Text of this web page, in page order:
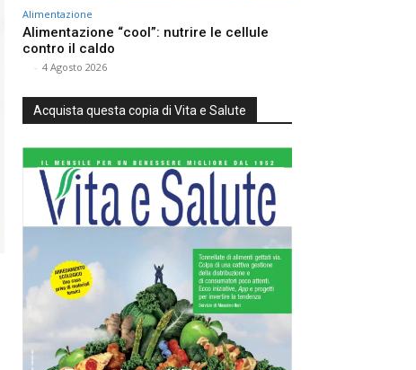
Alimentazione
Alimentazione “cool”: nutrire le cellule
contro il caldo
- 4 Agosto 2026
Acquista questa copia di Vita e Salute